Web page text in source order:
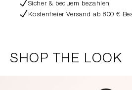
Sicher & bequem bezahlen
Kostenfreier Versand ab 800 €
SHOP THE LOOK